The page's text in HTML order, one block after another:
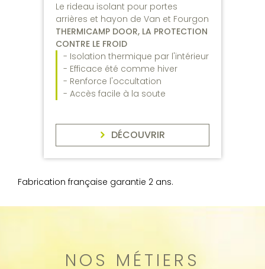
Le rideau isolant pour portes
arrières et hayon de Van et Fourgon
THERMICAMP DOOR, LA PROTECTION
CONTRE LE FROID
- Isolation thermique par l'intérieur
- Efficace été comme hiver
- Renforce l'occultation
- Accès facile à la soute
DÉCOUVRIR
Fabrication française garantie 2 ans.
NOS MÉTIERS